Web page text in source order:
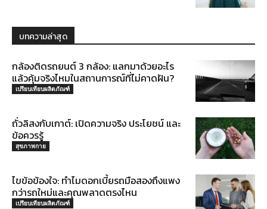
บทความล่าสุด
กล้องติดรถยนต์ 3 กล้อง: แลกมาด้วยอะไร
แล้วคุ้มจริงไหมในสถานการณ์ที่ไม่คาดฝัน?
เปรียบเทียบผลิตภัณฑ์
ถั่วลิสงกับเกาต์: เปิดความจริง ประโยชน์ และ
ข้อควรรู้
สุขภาพกาย
ไขข้อข้องใจ: ทำไมดอกเบี้ยรถมือสองถึงแพง
กว่ารถใหม่และคุณพลาดตรงไหน
เปรียบเทียบผลิตภัณฑ์